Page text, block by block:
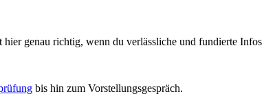
genau richtig, wenn du verlässliche und fundierte Infos
bis hin zum Vorstellungsgespräch.